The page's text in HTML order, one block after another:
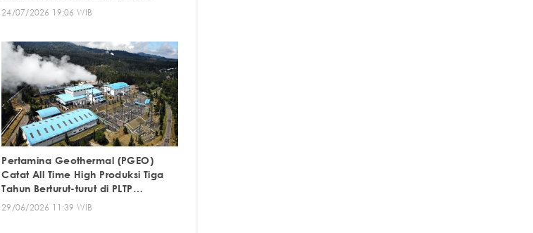
24/07/2026 19:06 WIB
Pertamina Geothermal (PGEO)
Catat All Time High Produksi Tiga
Tahun Berturut-turut di PLTP
Kamojang
29/06/2026 11:39 WIB